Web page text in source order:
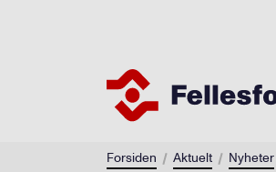
Forsiden Aktuelt Nyheter